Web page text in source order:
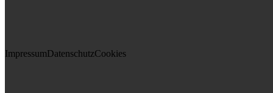
ImpressumDatenschutzCookies